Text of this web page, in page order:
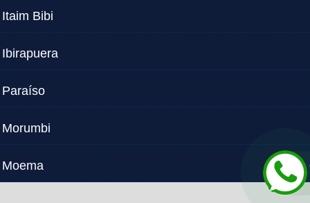
Itaim Bibi
Ibirapuera
Paraíso
Morumbi
Moema